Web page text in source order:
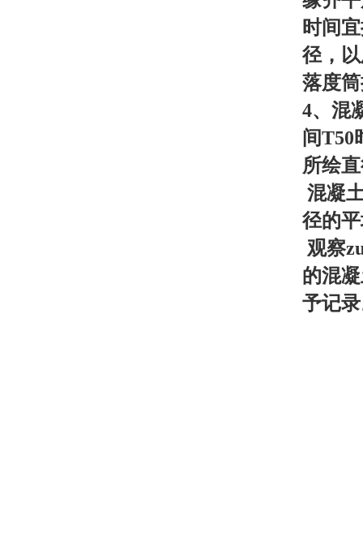
时间
径，
落度
4、 混
间T50
所绘
混凝
径的
观察
的混
予记